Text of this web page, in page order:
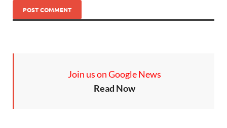
Join us on Google News
Read Now